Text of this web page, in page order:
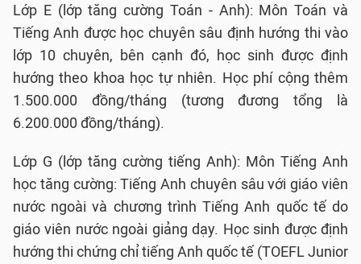
Lớp E (lớp tăng cường Toán - Anh): Môn Toán và
Tiếng Anh được học chuyên sâu định hướng thi vào
lớp 10 chuyên, bên cạnh đó, học sinh được định
hướng theo khoa học tự nhiên. Học phí cộng thêm
1.500.000 đồng/tháng (tương đương tổng là
6.200.000 đồng/tháng).
Lớp G (lớp tăng cường tiếng Anh): Môn Tiếng Anh
học tăng cường: Tiếng Anh chuyên sâu với giáo viên
nước ngoài và chương trình Tiếng Anh quốc tế do
giáo viên nước ngoài giảng dạy. Học sinh được định
hướng thi chứng chỉ tiếng Anh quốc tế (TOEFL Junior